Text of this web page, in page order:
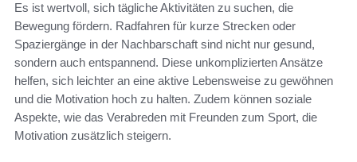
Es ist wertvoll, sich tägliche Aktivitäten zu suchen, die
Bewegung fördern. Radfahren für kurze Strecken oder
Spaziergänge in der Nachbarschaft sind nicht nur gesund,
sondern auch entspannend. Diese unkomplizierten Ansätze
helfen, sich leichter an eine aktive Lebensweise zu gewöhnen
und die Motivation hoch zu halten. Zudem können soziale
Aspekte, wie das Verabreden mit Freunden zum Sport, die
Motivation zusätzlich steigern.